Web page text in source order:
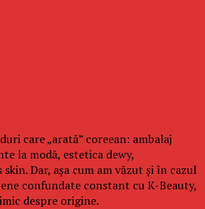
care „arată” coreean: ambalaj
la modă, estetica dewy,
Dar, așa cum am văzut și în cazul
confundate constant cu K-Beauty,
despre origine.